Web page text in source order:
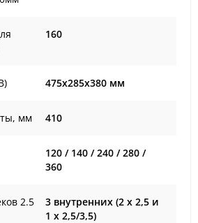
160
475x285x380 мм
мм 410
120 / 140 / 240 / 280 /
360
2.5
3 внутренних (2 х 2,5 и
1 х 2,5/3,5)